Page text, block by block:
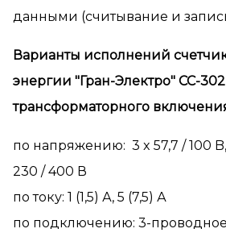
данными (считывание и
Варианты исполнений
энергии "Гран-Электро" СС-302
трансформаторного
по напряжению: 3 x 57,7 / 100 B,
230 / 400 В
по току: 1 (1,5) А, 5 (7,5) А
по подключению: 3-